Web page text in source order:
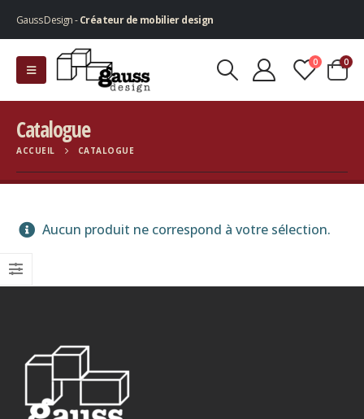
Gauss Design -Créateur de mobilier design
0 0
Catalogue
ACCUEIL CATALOGUE
Aucun produit ne correspond à votre sélection.